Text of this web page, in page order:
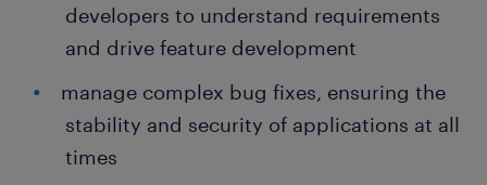
developers to understand requirements
and drive feature development
manage complex bug fixes, ensuring the
stability and security of applications at all
times